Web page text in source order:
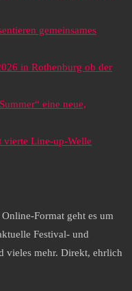
gemeinsames
in Rothenburg ob der
eine neue,
Line-up-Welle
Format geht es um
Festival- und
vieles mehr. Direkt, ehrlich